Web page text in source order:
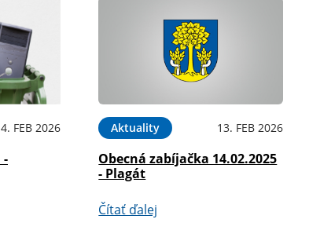
FEB 2026
-
Aktuality 13. FEB 2026
Obecná zabíjačka 14.02.2025
- Plagát
Čítať ďalej